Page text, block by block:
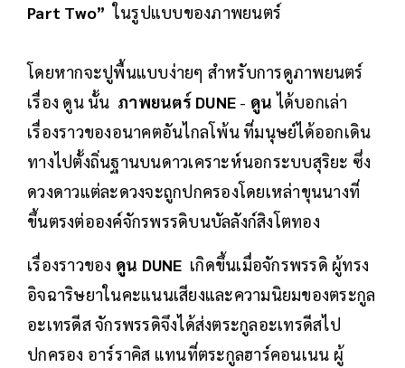
Part Two” ในรูปแบบของภาพยนตร์
โดยหากจะปูพื้นแบบง่ายๆ สำหรับการดูภาพยนตร์
เรื่อง ดูน นั้น ภาพยนตร์ DUNE - ดูน ได้บอกเล่า
เรื่องราวของอนาคตอันไกลโพ้น ที่มนุษย์ได้ออกเดิน
ทางไปตั้งถิ่นฐานบนดาวเคราะห์นอกระบบสุริยะ ซึ่ง
ดวงดาวแต่ละดวงจะถูกปกครองโดยเหล่าขุนนางที่
ขึ้นตรงต่อองค์จักรพรรดิบนบัลลังก์สิงโตทอง
เรื่องราวของ ดูน DUNE เกิดขึ้นเมื่อจักรพรรดิ ผู้ทรง
อิจฉาริษยาในคะแนนเสียงและความนิยมของตระกูล
อะเทรดีส จักรพรรดิจึงได้ส่งตระกูลอะเทรดีสไป
ปกครอง อาร์ราคิส แทนที่ตระกูลฮาร์คอนเนน ผู้